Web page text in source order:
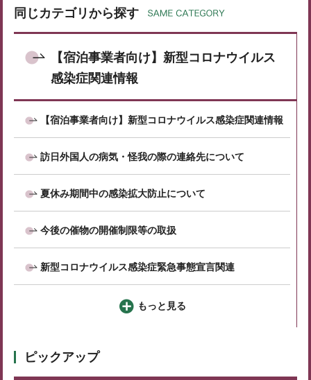
同じカテゴリから探す
【宿泊事業者向け】新型コロナウイルス
感染症関連情報
【宿泊事業者向け】新型コロナウイルス感染症関連情報
訪日外国人の病気・怪我の際の連絡先について
夏休み期間中の感染拡大防止について
今後の催物の開催制限等の取扱
新型コロナウイルス感染症緊急事態宣言関連
もっと見る
ピックアップ